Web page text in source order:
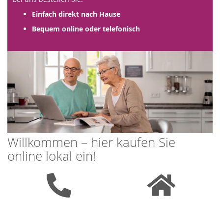
Willkommen – hier kaufen Sie
online lokal ein!
Einfach direkt nach Hause
Bequem online oder telefonisch